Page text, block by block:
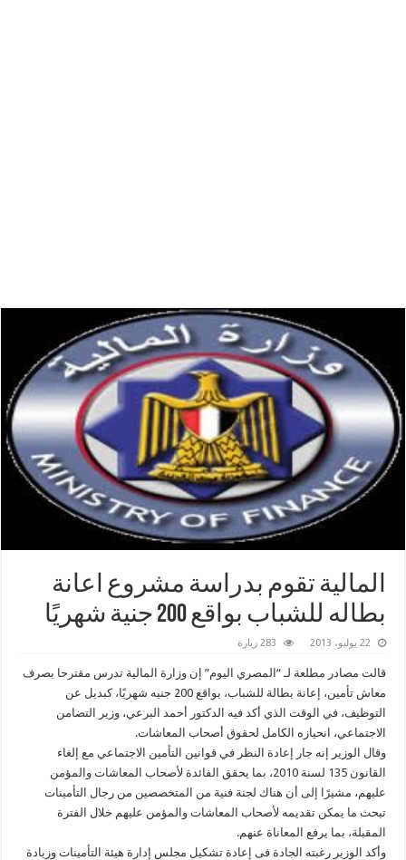
المالية تقوم بدراسة مشروع اعانة
بطاله للشباب بواقع 200 جنية شهريًا
22 يوليو، 2013 283 زيارة
قالت مصادر مطلعة لـ “المصري اليوم” إن وزارة المالية تدرس مقترحا بصرف
معاش تأمين، إعانة بطالة للشباب، بواقع 200 جنيه شهريًا، كبديل عن
التوظيف، في الوقت الذي أكد فيه الدكتور أحمد البرعي، وزير التضامن
الاجتماعي، انحيازه الكامل لحقوق أصحاب المعاشات.
وقال الوزير إنه جار إعادة النظر في قوانين التأمين الاجتماعي مع إلغاء
القانون 135 لسنة 2010، بما يحقق الفائدة لأصحاب المعاشات والمؤمن
عليهم، مشيرًا إلى أن هناك لجنة فنية من المتخصصين من رجال التأمينات
تبحث ما يمكن تقديمه لأصحاب المعاشات والمؤمن عليهم خلال الفترة
المقبلة، بما يرفع المعاناة عنهم.
وأكد الوزير رغبته الجادة فى إعادة تشكيل مجلس إدارة هيئة التأمينات وزيادة